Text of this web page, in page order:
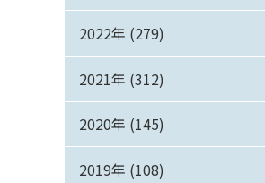
2022年 (279)
2021年 (312)
2020年 (145)
2019年 (108)